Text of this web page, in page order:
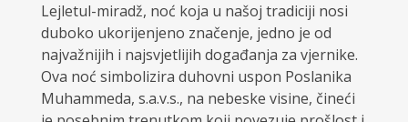
Lejletul-miradž, noć koja u našoj tradiciji nosi
duboko ukorijenjeno značenje, jedno je od
najvažnijih i najsvjetlijih događanja za vjernike.
Ova noć simbolizira duhovni uspon Poslanika
Muhammeda, s.a.v.s., na nebeske visine, čineći